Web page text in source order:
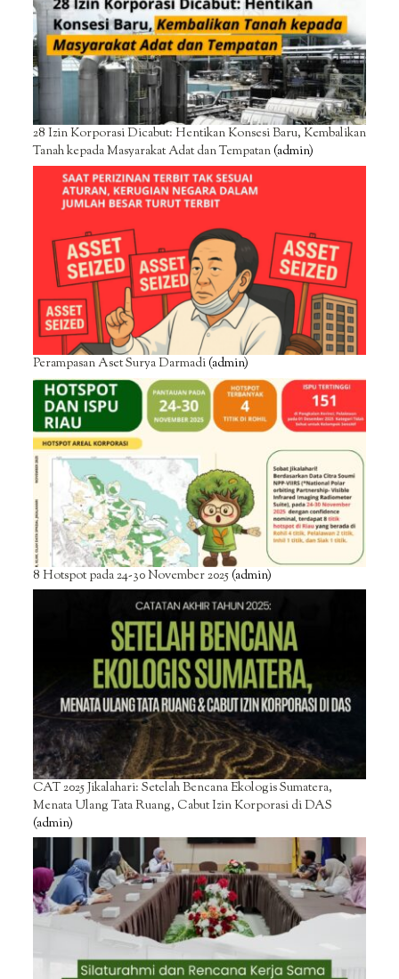
28 Izin Korporasi Dicabut: Hentikan Konsesi Baru, Kembalikan
Tanah kepada Masyarakat Adat dan Tempatan(admin)
Perampasan Aset Surya Darmadi(admin)
8 Hotspot pada 24-30 November 2025(admin)
CAT 2025 Jikalahari: Setelah Bencana Ekologis Sumatera,
Menata Ulang Tata Ruang, Cabut Izin Korporasi di DAS
(admin)